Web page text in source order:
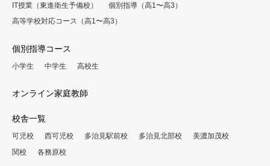
IT授業（東進衛生予備校）
個別指導（高1〜高3）
高等学校対応コース（高1〜高3）
個別指導コース
小学生 中学生 高校生
オンライン家庭教師
校舎一覧
可児校 西可児校 多治見駅前校 多治見北部校
美濃加茂校
関校
各務原校